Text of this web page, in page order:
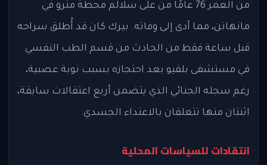
من العمر 76 عامًا من على سلالم محطة مترو في
مانهاتن، مما أدى إلى وفاته. بيرك كان قد أُطلق سراحه
قبل ساعة فقط من الحادث من قسم الطب النفسي
في مستشفى بلفيو بعد احتجازه بسبب نوبة عصبية،
رغم سجله الجنائي الذي يتضمن أربع اعتقالات سابقة،
اثنتان منها تتعلقان بالاعتداء الجسدي.
انتقادات للسياسات المحلية